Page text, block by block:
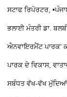
ਸਟਾਫ ਰਿਪੋਰਟਰ,
ਭਲਾਈ ਮੰਤਰੀ ਡਾ.
ਐਨਵਾਇਰਮੈਂਟ ਪਾਰਕ’
ਪਾਰਕ ਦੇ ਵਿਕਾਸ,
ਸਬੰਧਤ ਵੱਖ-ਵੱਖ ਮੁੱਦਿਆਂ